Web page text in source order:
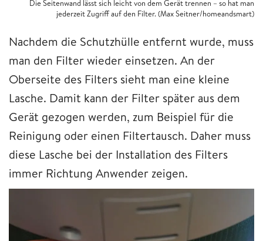
Die Seitenwand lässt sich leicht von dem Gerät trennen – so hat man
jederzeit Zugriff auf den Filter. (Max Seitner/homeandsmart)
Nachdem die Schutzhülle entfernt wurde, muss
man den Filter wieder einsetzen. An der
Oberseite des Filters sieht man eine kleine
Lasche. Damit kann der Filter später aus dem
Gerät gezogen werden, zum Beispiel für die
Reinigung oder einen Filtertausch. Daher muss
diese Lasche bei der Installation des Filters
immer Richtung Anwender zeigen.